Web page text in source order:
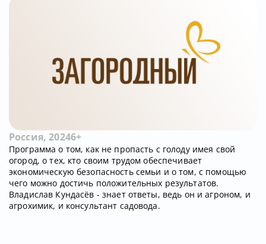
РЕКЛАМОДАТЕЛЯМ
Россия, 20246+
Программа о том, как не пропасть с голоду имея свой
огород, о тех, кто своим трудом обеспечивает
экономическую безопасность семьи и о том, с помощью
чего можно достичь положительных результатов.
Владислав Кундасёв - знает ответы, ведь он и агроном, и
агрохимик, и консультант садовода.